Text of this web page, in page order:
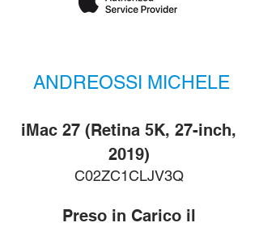
ANDREOSSI MICHELE
C02ZC1CLJV3Q
iMac 27 (Retina 5K, 27-inch,
2019)
Preso in Carico il